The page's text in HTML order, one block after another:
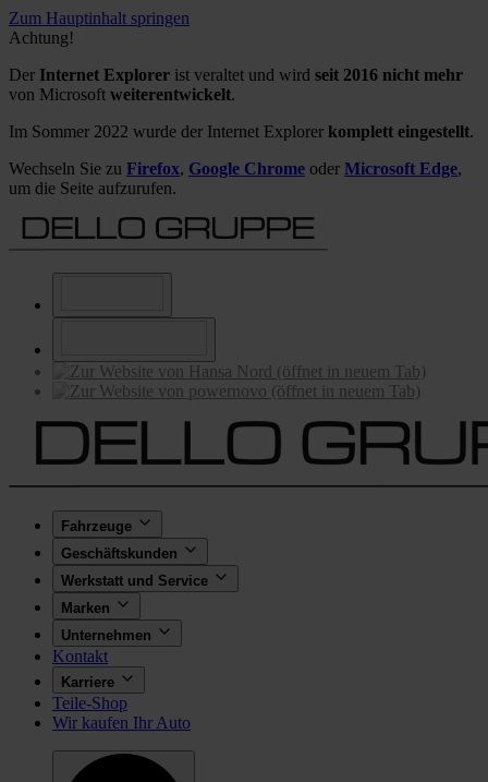
Zum Hauptinhalt springen
Achtung!
Der Internet Explorer ist veraltet und wird seit 2016 nicht mehr
von Microsoft weiterentwickelt.
Im Sommer 2022 wurde der Internet Explorer komplett eingestellt.
Wechseln Sie zu Firefox, Google Chrome oder Microsoft Edge,
um die Seite aufzurufen.
Fahrzeuge
Geschäftskunden
Werkstatt und Service
Marken
Unternehmen
Kontakt
Karriere
Teile-Shop
Wir kaufen Ihr Auto